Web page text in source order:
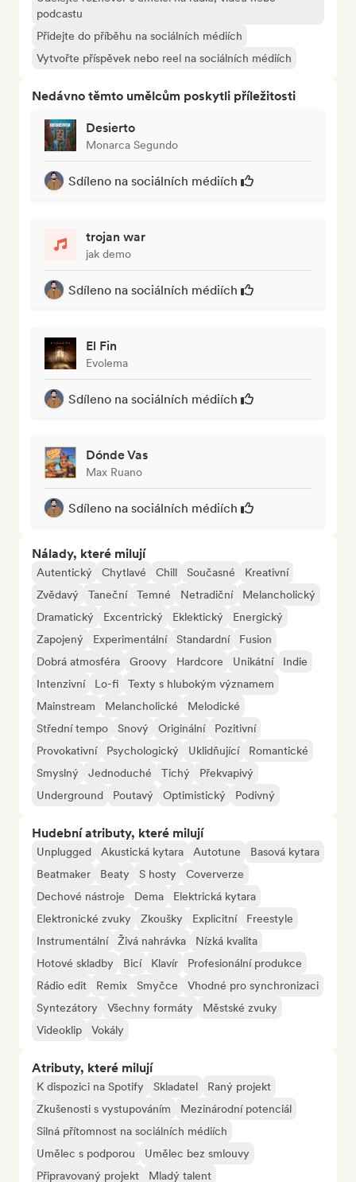
podcastu
Přidejte do příběhu na sociálních médiích
Vytvořte příspěvek nebo reel na sociálních médiích
Nedávno těmto umělcům poskytli příležitosti
Desierto
Monarca Segundo
Sdíleno na sociálních médiích
trojan war
jak demo
Sdíleno na sociálních médiích
El Fin
Evolema
Sdíleno na sociálních médiích
Dónde Vas
Max Ruano
Sdíleno na sociálních médiích
Nálady, které milují
Autentický Chytlavé Chill Současné
Kreativní
Zvědavý
Taneční Temné Netradiční
Melancholický
Dramatický
Excentrický Eklektický
Energický
Zapojený
Experimentální Standardní
Fusion
Dobrá atmosféra
Groovy Hardcore Unikátní
Indie
Intenzivní
Lo-fi
Texty s hlubokým významem
Mainstream
Melancholické
Melodické
Střední tempo
Snový Originální
Pozitivní
Provokativní
Psychologický Uklidňující
Romantické
Smyslný
Jednoduché Tichý
Překvapivý
Underground
Poutavý Optimistický Podivný
Hudební atributy, které milují
Unplugged Akustická kytara Autotune
Basová kytara
Beatmaker
Beaty S hosty
Coververze
Dechové nástroje
Dema
Elektrická kytara
Elektronické zvuky
Zkoušky Explicitní
Freestyle
Instrumentální
Živá nahrávka
Nízká kvalita
Hotové skladby
Bicí Klavír
Profesionální produkce
Rádio edit
Remix Smyčce
Vhodné pro synchronizaci
Syntezátory
Všechny formáty
Městské zvuky
Videoklip
Vokály
Atributy, které milují
K dispozici na Spotify Skladatel
Raný projekt
Zkušenosti s vystupováním
Mezinárodní potenciál
Silná přítomnost na sociálních médiích
Umělec s podporou
Umělec bez smlouvy
Připravovaný projekt
Mladý talent